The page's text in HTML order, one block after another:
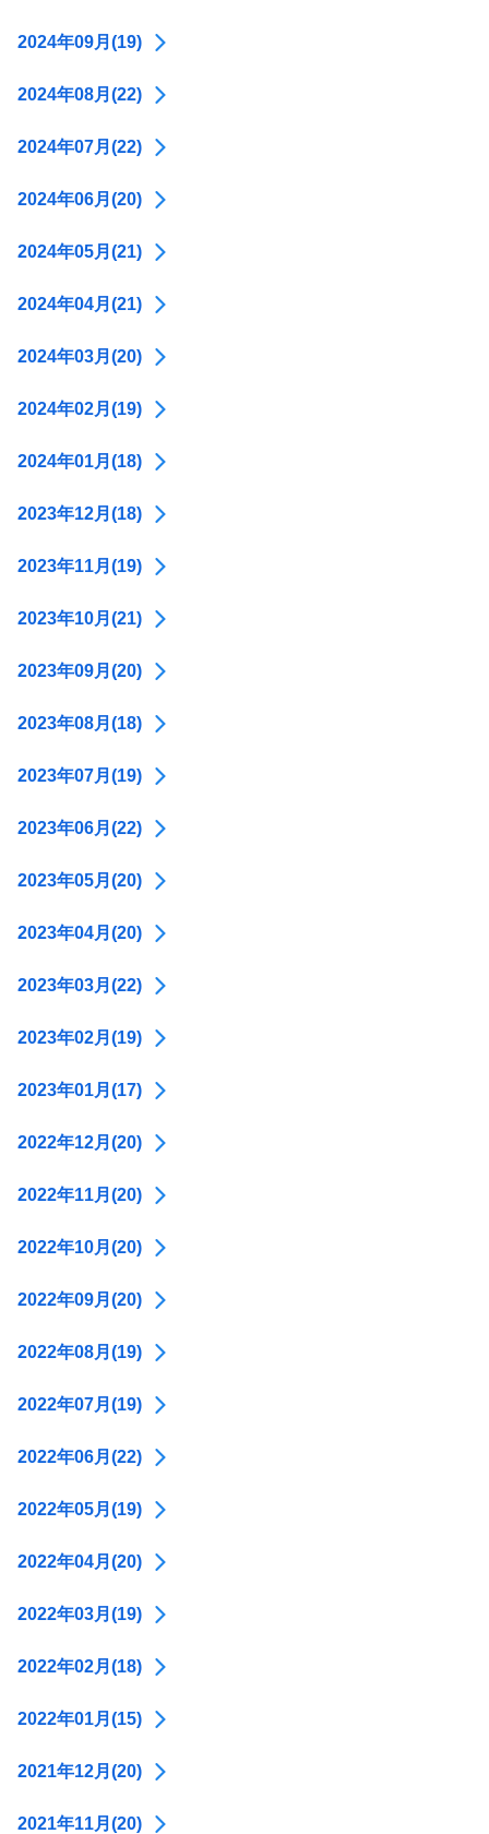
2024年09月(19)
2024年08月(22)
2024年07月(22)
2024年06月(20)
2024年05月(21)
2024年04月(21)
2024年03月(20)
2024年02月(19)
2024年01月(18)
2023年12月(18)
2023年11月(19)
2023年10月(21)
2023年09月(20)
2023年08月(18)
2023年07月(19)
2023年06月(22)
2023年05月(20)
2023年04月(20)
2023年03月(22)
2023年02月(19)
2023年01月(17)
2022年12月(20)
2022年11月(20)
2022年10月(20)
2022年09月(20)
2022年08月(19)
2022年07月(19)
2022年06月(22)
2022年05月(19)
2022年04月(20)
2022年03月(19)
2022年02月(18)
2022年01月(15)
2021年12月(20)
2021年11月(20)